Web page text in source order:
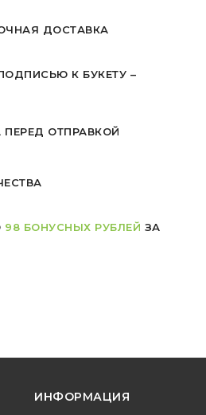
ДОСТАВКА
К БУКЕТУ –
ПЕРЕД ОТПРАВКОЙ
98 БОНУСНЫХ РУБЛЕЙ ЗА
ИНФОРМАЦИЯ